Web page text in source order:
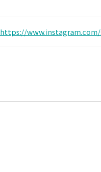
https://www.instagram.com/